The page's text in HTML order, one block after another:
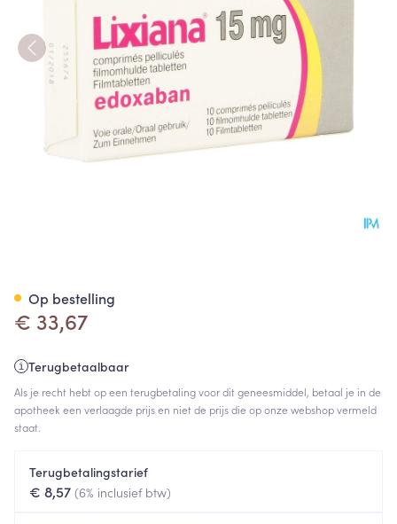
€ 33,67
Terugbetaalbaar
Als je recht hebt op een terugbetaling voor dit geneesmiddel, betaal je in de
apotheek een verlaagde prijs en niet de prijs die op onze webshop vermeld
staat.
Terugbetalingstarief
€ 8,57 (6% inclusief btw)
Op bestelling